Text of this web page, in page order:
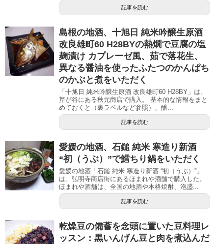
記事を読む
島根の地酒、十旭日 純米吟醸生原酒
改良雄町60 H28BYの熱燗で豆腐の塩
麹漬け カプレーゼ風、茹で落花生、
異なる醤油を使ったふたつのかんぱち
のかぶと煮をいただく
「十旭日 純米吟醸生原酒 改良雄町60 H28BY」は、
芹が谷にある秋元商店で購入。 基本的な情報をまと
めておくと（裏ラベルなど参照）、醸...
記事を読む
愛媛の地酒、石鎚 純米 寒造り新酒
“初（うぶ）”で鱈ちり鍋をいただく
愛媛の地酒「石鎚 純米 寒造り新酒 “初（うぶ）”」
は、弘明寺商店街にあるほまれや酒舗で購入した。
ほまれや酒舗は、全国の地酒や本格焼酎、泡盛...
記事を読む
乾燥豆の備蓄を念頭に置いた豆料理レ
ッスン：黒いんげん豆と肉を煮込んだ